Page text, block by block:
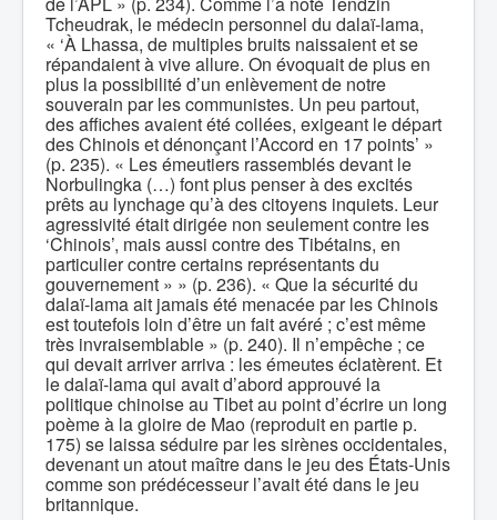
Tcheudrak, le médecin personnel du dalaï-lama,
« ‘À Lhassa, de multiples bruits naissaient et se
répandaient à vive allure. On évoquait de plus en
plus la possibilité d’un enlèvement de notre
souverain par les communistes. Un peu partout,
des affiches avaient été collées, exigeant le départ
des Chinois et dénonçant l’Accord en 17 points’ »
(p. 235). « Les émeutiers rassemblés devant le
Norbulingka (…) font plus penser à des excités
prêts au lynchage qu’à des citoyens inquiets. Leur
agressivité était dirigée non seulement contre les
‘Chinois’, mais aussi contre des Tibétains, en
particulier contre certains représentants du
gouvernement » » (p. 236). « Que la sécurité du
dalaï-lama ait jamais été menacée par les Chinois
est toutefois loin d’être un fait avéré ; c’est même
très invraisemblable » (p. 240). Il n’empêche ; ce
qui devait arriver arriva : les émeutes éclatèrent. Et
le dalaï-lama qui avait d’abord approuvé la
politique chinoise au Tibet au point d’écrire un long
poème à la gloire de Mao (reproduit en partie p.
175) se laissa séduire par les sirènes occidentales,
devenant un atout maître dans le jeu des États-Unis
comme son prédécesseur l’avait été dans le jeu
britannique.